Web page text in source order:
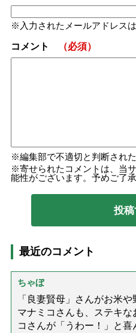
入力されたメールアドレス
コメント （必須）
編集部で不適切と判断され
寄せられたコメントは、当
能性がございます。予めご了承
最近のコメント
ちゃぼ
「良妻賢母」さんがお米
マナミコさんも、ステキな
コさんが「うわー！」と喜